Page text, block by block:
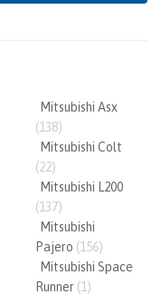
Mitsubishi Asx
(138)
Mitsubishi Colt
(22)
Mitsubishi L200
(137)
Mitsubishi
Pajero (156)
Mitsubishi Space
Runner (1)